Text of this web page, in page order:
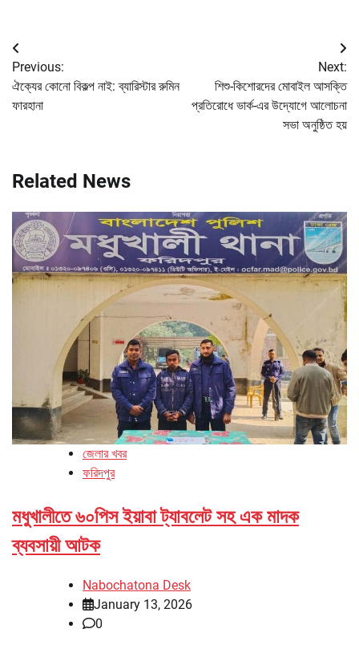
Post
navigation
Previous:
ঐক্যের কোনো বিকল্প নাই: ব্যারিস্টার রুমিন
ফারহানা
Next:
শিশু-কিশোরদের মোবাইল আসক্তি
প্রতিরোধে ভার্ক-এর উদ্যোগে আলোচনা
সভা অনুষ্ঠিত হয়
Related News
জেলার খবর
ফরিদপুর
মধুখালীতে ৬০পিস ইয়াবা ট্যাবলেট সহ এক মাদক
ব্যবসায়ী আটক
Nabochatona Desk
January 13, 2026
0